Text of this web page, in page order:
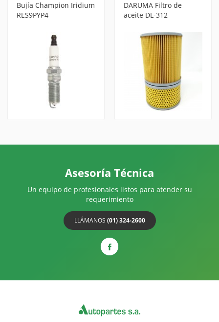
Bujía Champion Iridium
RES9PYP4
DARUMA Filtro de
aceite DL-312
Asesoría Técnica
Un equipo de profesionales listos para atender su
requerimiento
LLÁMANOS (01) 324-2600